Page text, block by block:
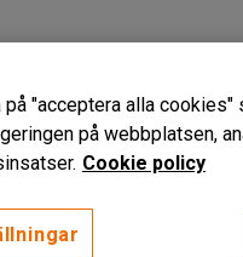
på "acceptera alla
på webbplatsen,
Cookie policy